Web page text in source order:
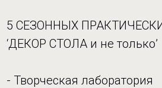
5 СЕЗОННЫХ
‘ДЕКОР СТОЛА и не только’
- Творческая лаборатория